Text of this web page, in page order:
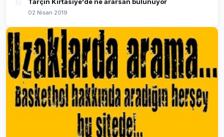
02 Nisan 2019